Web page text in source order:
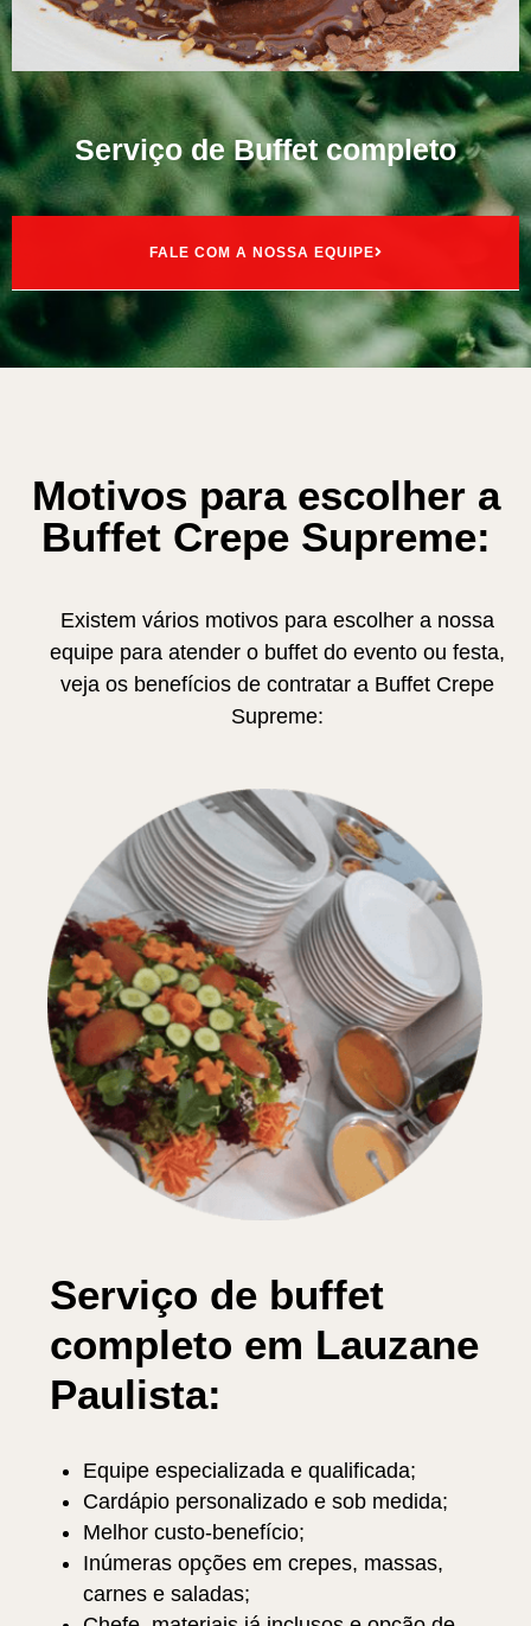
Serviço de Buffet completo
FALE COM A NOSSA EQUIPE
Motivos para escolher a
Buffet Crepe Supreme:
Existem vários motivos para escolher a nossa
equipe para atender o buffet do evento ou festa,
veja os benefícios de contratar a Buffet Crepe
Supreme:
Serviço de buffet
completo em Lauzane
Paulista:
Equipe especializada e qualificada;
Cardápio personalizado e sob medida;
Melhor custo-benefício;
Inúmeras opções em crepes, massas,
carnes e saladas;